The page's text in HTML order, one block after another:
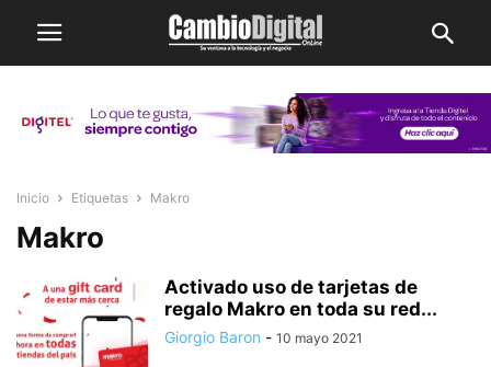
Inicio Etiquetas Makro
Makro
Activado uso de tarjetas de
regalo Makro en toda su red...
Giorgio Baron - 10 mayo 2021